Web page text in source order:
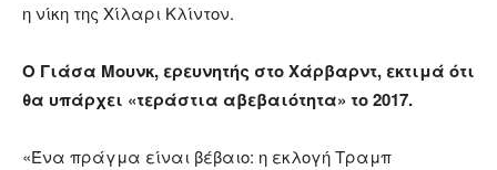
η νίκη της Χίλαρι Κλίντον.
Ο Γιάσα Μουνκ, ερευνητής στο Χάρβαρντ, εκτιμά ότι
θα υπάρχει «τεράστια αβεβαιότητα» το 2017.
«Ένα πράγμα είναι βέβαιο: η εκλογή Τραμπ